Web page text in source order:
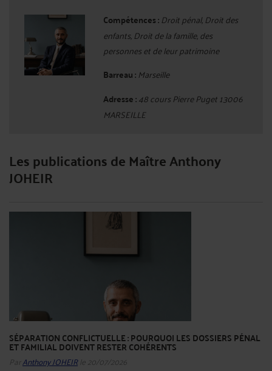
Compétences : Droit pénal, Droit des
enfants, Droit de la famille, des
personnes et de leur patrimoine
Barreau : Marseille
Adresse :48 cours Pierre Puget 13006
MARSEILLE
Les publications de Maître Anthony
JOHEIR
SÉPARATION CONFLICTUELLE : POURQUOI LES DOSSIERS PÉNAL
ET FAMILIAL DOIVENT RESTER COHÉRENTS
ParAnthony JOHEIRle 20/07/2026